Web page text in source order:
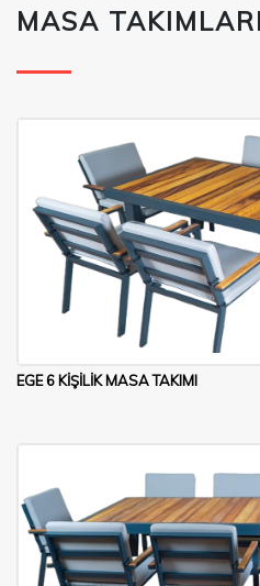
MASA TAKIMLARI
EGE 6 KİŞİLİK MASA TAKIMI